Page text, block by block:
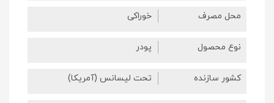
محل مصرف خوراکی
نوع محصول پودر
کشور سازنده تحت لیسانس (آمریکا)